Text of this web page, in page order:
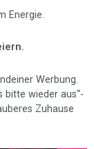
Energie.
Werbung.
bitte wieder aus“-
Zuhause